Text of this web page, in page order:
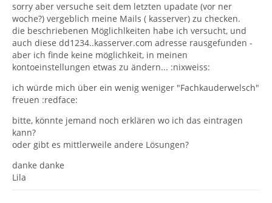
sorry aber versuche seit dem letzten upadate (vor ner
woche?) vergeblich meine Mails ( kasserver) zu checken.
die beschriebenen Möglichlkeiten habe ich versucht, und
auch diese dd1234..kasserver.com adresse rausgefunden -
aber ich finde keine möglichkeit, in meinen
kontoeinstellungen etwas zu ändern... :nixweiss:
ich würde mich über ein wenig weniger "Fachkauderwelsch"
freuen :redface:
bitte, könnte jemand noch erklären wo ich das eintragen
kann?
oder gibt es mittlerweile andere Lösungen?
danke danke
Lila